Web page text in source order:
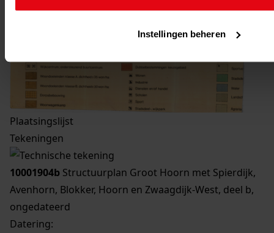
Instellingen beheren
Plaatsingslijst
Tekeningen
10001904b Structuurplan Groot Hoorn met Spierdijk,
Avenhorn, Blokker, Hoorn en Zwaagdijk-West, deel b,
ongedateerd
Datering: